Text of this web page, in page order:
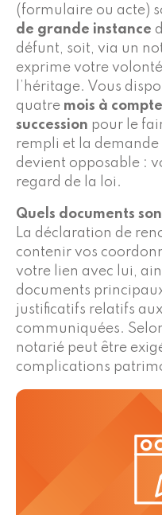
(formulaire ou acte)
de grande instance
défunt, soit, via un
exprime votre
l’héritage. Vous
quatre mois à
succession pour le
rempli et la
devient opposable :
regard de la loi.
Quels documents
La déclaration de
contenir vos
votre lien avec lui,
documents
justificatifs relatifs
communiquées.
notarié peut être
complications